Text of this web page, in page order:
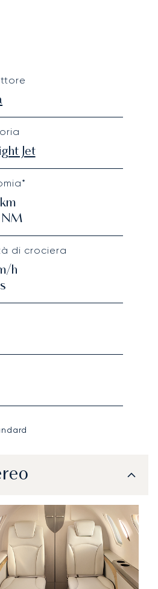
Jet
NM
di crociera
h